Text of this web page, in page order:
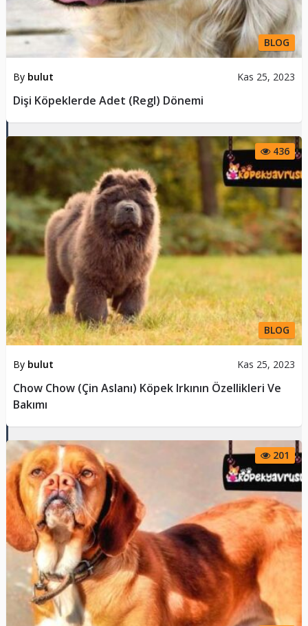
BLOG
By bulut Kas 25, 2023
Dişi Köpeklerde Adet (Regl) Dönemi
436
BLOG
By bulut Kas 25, 2023
Chow Chow (Çin Aslanı) Köpek Irkının Özellikleri Ve
Bakımı
201